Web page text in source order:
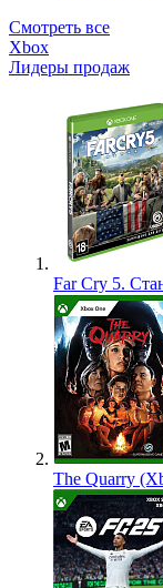
Смотреть все
Xbox
Лидеры продаж
Far Cry 5.
The Quarry